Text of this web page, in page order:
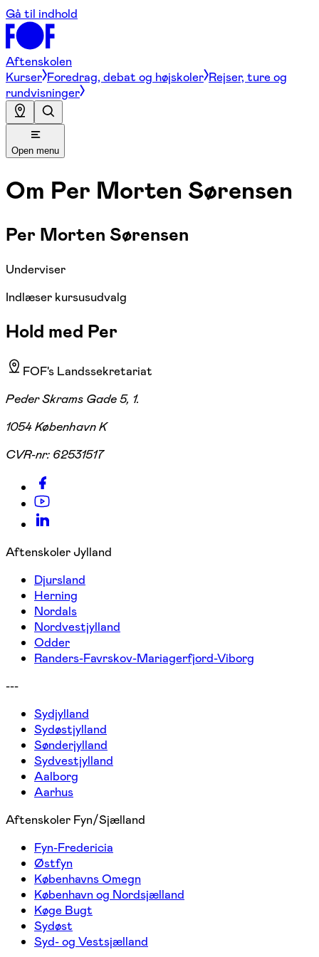
Gå til indhold
Aftenskolen
Kurser Foredrag, debat og højskoler Rejser, ture og
rundvisninger
Open menu
Om Per Morten Sørensen
Per Morten Sørensen
Underviser
Indlæser kursusudvalg
Hold med Per
FOF's Landssekretariat
Peder Skrams Gade 5, 1.
1054 København K
CVR-nr: 62531517
Aftenskoler Jylland
Djursland
Herning
Nordals
Nordvestjylland
Odder
Randers-Favrskov-Mariagerfjord-Viborg
---
Sydjylland
Sydøstjylland
Sønderjylland
Sydvestjylland
Aalborg
Aarhus
Aftenskoler Fyn/Sjælland
Fyn-Fredericia
Østfyn
Københavns Omegn
København og Nordsjælland
Køge Bugt
Sydøst
Syd- og Vestsjælland